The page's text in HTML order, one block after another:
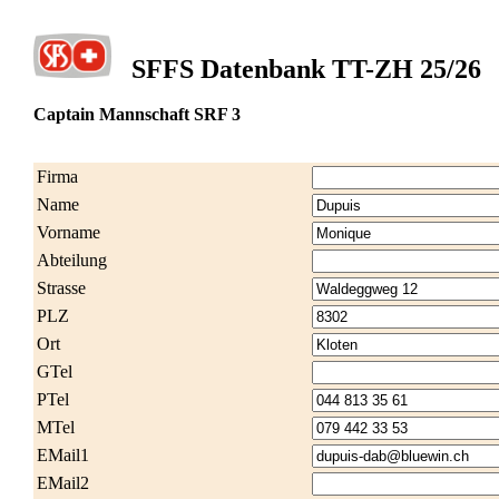
SFFS Datenbank TT-ZH 25/26
Captain Mannschaft SRF 3
Firma
Name
Vorname
Abteilung
Strasse
PLZ
Ort
GTel
PTel
MTel
EMail1
EMail2